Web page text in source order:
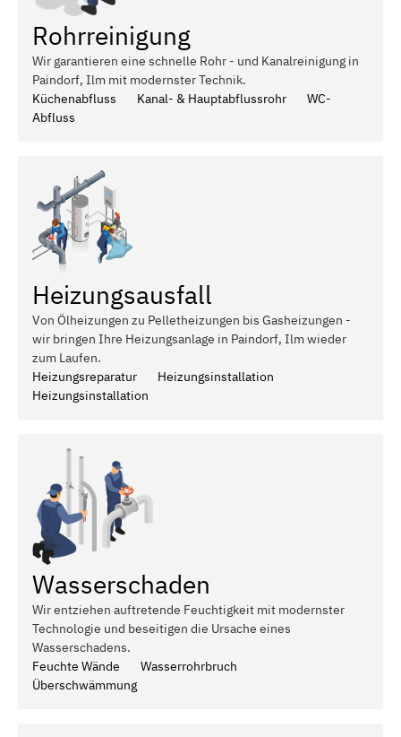
Rohrreinigung
Wir garantieren eine schnelle Rohr - und Kanalreinigung in
Paindorf, Ilm mit modernster Technik.
Küchenabfluss
Kanal- & Hauptabflussrohr
WC-
Abfluss
Heizungsausfall
Von Ölheizungen zu Pelletheizungen bis Gasheizungen -
wir bringen Ihre Heizungsanlage in Paindorf, Ilm wieder
zum Laufen.
Heizungsreparatur
Heizungsinstallation
Heizungsinstallation
Wasserschaden
Wir entziehen auftretende Feuchtigkeit mit modernster
Technologie und beseitigen die Ursache eines
Wasserschadens.
Feuchte Wände
Wasserrohrbruch
Überschwämmung